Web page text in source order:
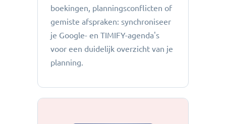
boekingen, planningsconflicten of
gemiste afspraken: ​​synchroniseer
je Google- en TIMIFY-agenda's
voor een duidelijk overzicht van je
planning.